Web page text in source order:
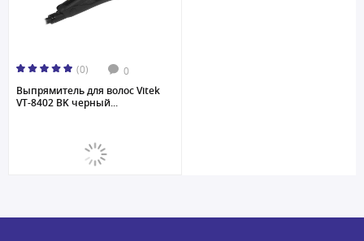
(0) 0
Выпрямитель для волос Vitek
VT-8402 BK черный...